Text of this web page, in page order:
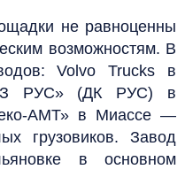
не равноценны
возможностям. В
Volvo Trucks в
РУС» (ДК РУС) в
АМТ» в Миассе —
грузовиков. Завод
в основном